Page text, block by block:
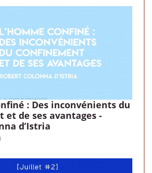
: Des inconvénients du
et de ses avantages -
d’Istria